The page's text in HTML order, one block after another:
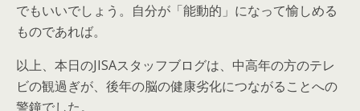
でもいいでしょう。自分が「能動的」になって愉しめる
ものであれば。
以上、本日のJISAスタッフブログは、中高年の方のテレ
ビの観過ぎが、後年の脳の健康劣化につながることへの
警鐘でした。